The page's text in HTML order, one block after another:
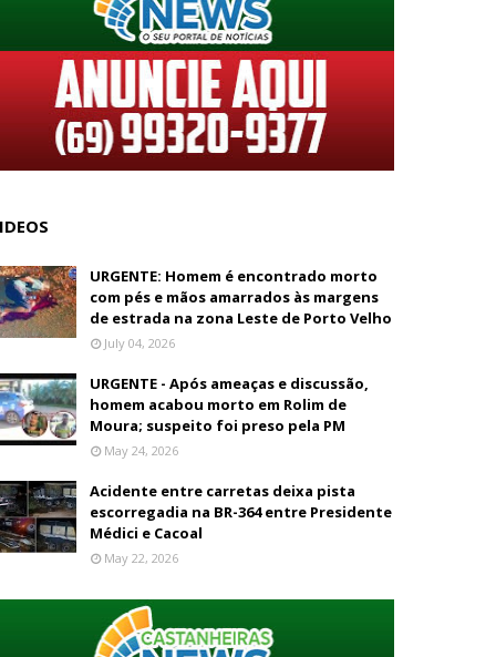
URGENTE: Homem é encontrado morto
com pés e mãos amarrados às margens
de estrada na zona Leste de Porto Velho
July 04, 2026
URGENTE - Após ameaças e discussão,
homem acabou morto em Rolim de
Moura; suspeito foi preso pela PM
May 24, 2026
Acidente entre carretas deixa pista
escorregadia na BR-364 entre Presidente
Médici e Cacoal
May 22, 2026